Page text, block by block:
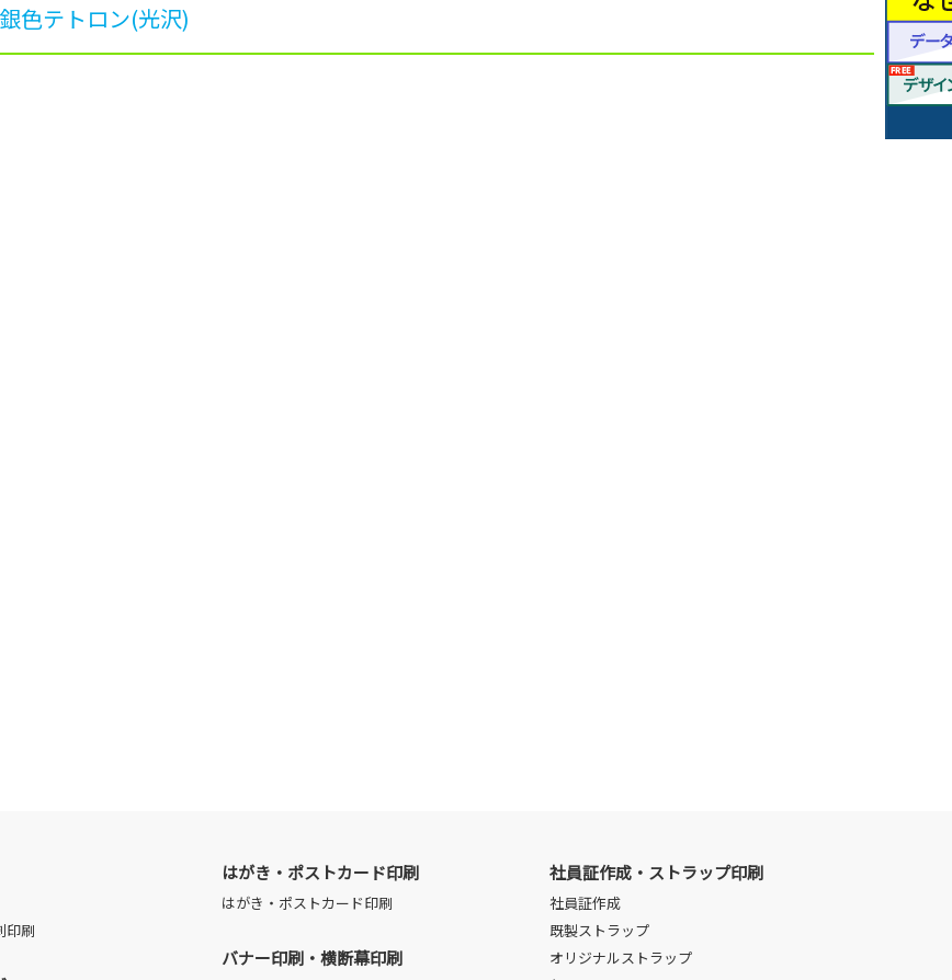
銀色テトロン(光沢)
印刷
はがき・ポストカード印刷
はがき・ポストカード印刷
バナー印刷・横断幕印刷
社員証作成・ストラップ印刷
社員証作成
既製ストラップ
オリジナルストラップ